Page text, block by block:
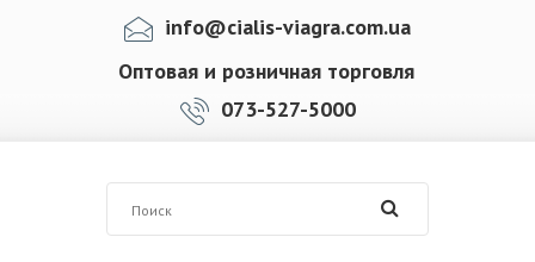
info@cialis-viagra.com.ua
Оптовая и розничная торговля
073-527-5000